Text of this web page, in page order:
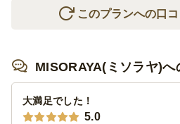
鍋島 New Moon しぼりたて生酒
宝剣 純米酒 白ラベル
石鎚 特別純米酒 二夏越え
菊姫 山廃純米呑切原酒
澤乃井 蔵守 2001年 純米大吟醸
このプランへの口
MISORAYA(ミソラヤ)へ
大満足でした！
5.0